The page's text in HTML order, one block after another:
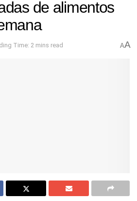
de alimentos
Time: 2 mins read AA